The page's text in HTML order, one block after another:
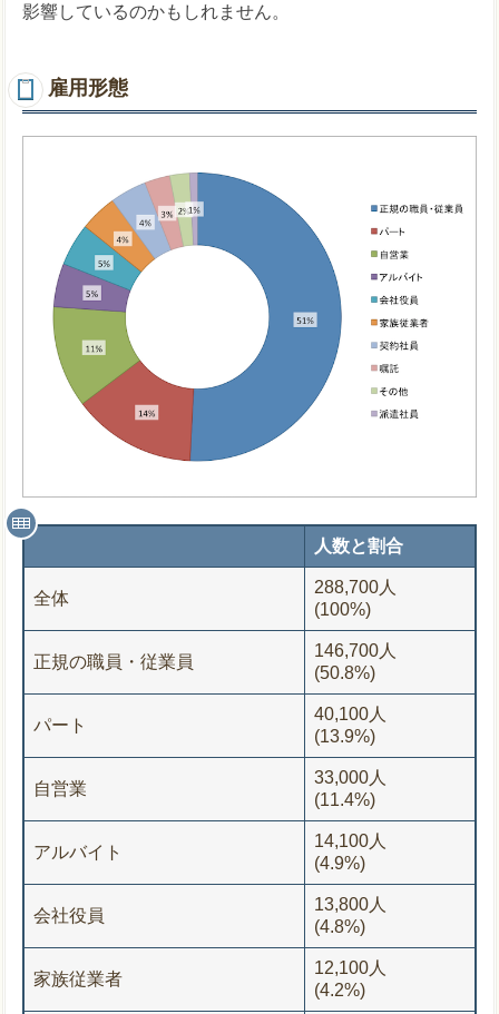
影響しているのかもしれません。
雇用形態
人数と割合
全体
288,700人
(100%)
正規の職員・従業員
146,700人
(50.8%)
パート
40,100人
(13.9%)
自営業
33,000人
(11.4%)
アルバイト
14,100人
(4.9%)
会社役員
13,800人
(4.8%)
家族従業者
12,100人
(4.2%)